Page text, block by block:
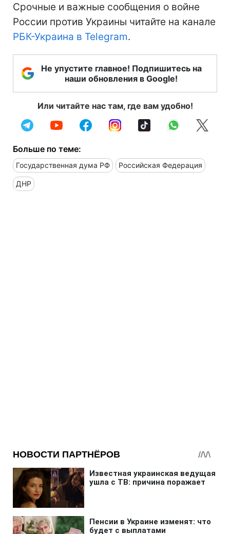
Срочные и важные сообщения о войне
России против Украины читайте на канале
РБК-Украина в Telegram.
Не упустите главное! Подпишитесь на
наши обновления в Google!
Или читайте нас там, где вам удобно!
Больше по теме:
Государственная дума РФ Российская Федерация
ДНР